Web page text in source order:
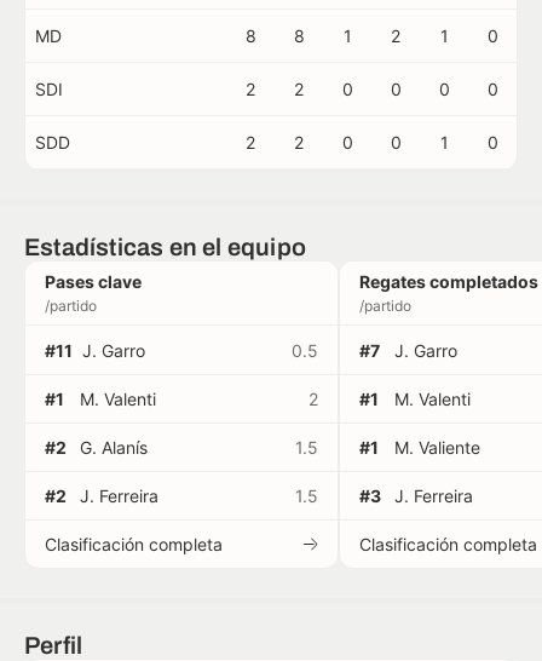
MD 8 8 1 2 1 0
SDI 2 2 0 0 0 0
SDD 2 2 0 0 1 0
Estadísticas en el equipo
Pases clave
/partido
#11 J. Garro 0.5
#1 M. Valenti 2
#2 G. Alanís 1.5
#2 J. Ferreira 1.5
Clasificación completa
Regates completados
/partido
#7 J. Garro
#1 M. Valenti
#1 M. Valiente
#3 J. Ferreira
Clasificación completa
Perfil